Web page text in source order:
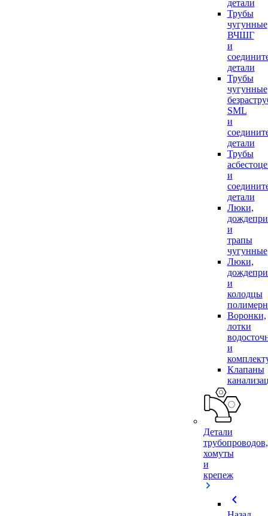
детали
Трубы
чугунные
ВЧШГ
и
детали
Трубы
чугунные
SML
и
детали
Трубы
и
детали
Люки,
и
трапы
чугунные
Люки,
и
колодцы
Воронки,
лотки
и
Клапаны
Детали
трубопроводов,
хомуты
и
крепеж
chevron_left